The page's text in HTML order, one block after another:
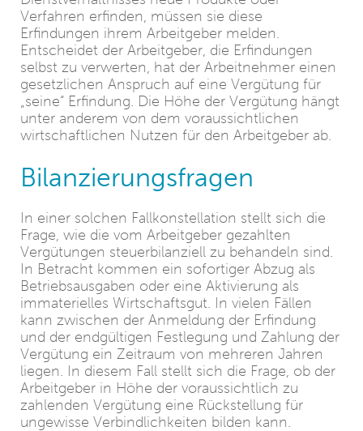
Verfahren erfinden, müssen sie diese
Erfindungen ihrem Arbeitgeber melden.
Entscheidet der Arbeitgeber, die Erfindungen
selbst zu verwerten, hat der Arbeitnehmer einen
gesetzlichen Anspruch auf eine Vergütung für
„seine“ Erfindung. Die Höhe der Vergütung hängt
unter anderem von dem voraussichtlichen
wirtschaftlichen Nutzen für den Arbeitgeber ab.
Bilanzierungsfragen
In einer solchen Fallkonstellation stellt sich die
Frage, wie die vom Arbeitgeber gezahlten
Vergütungen steuerbilanziell zu behandeln sind.
In Betracht kommen ein sofortiger Abzug als
Betriebsausgaben oder eine Aktivierung als
immaterielles Wirtschaftsgut. In vielen Fällen
kann zwischen der Anmeldung der Erfindung
und der endgültigen Festlegung und Zahlung der
Vergütung ein Zeitraum von mehreren Jahren
liegen. In diesem Fall stellt sich die Frage, ob der
Arbeitgeber in Höhe der voraussichtlich zu
zahlenden Vergütung eine Rückstellung für
ungewisse Verbindlichkeiten bilden kann.